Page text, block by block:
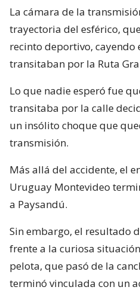
La cámara de la
trayectoria del esférico,
recinto deportivo, cayendo
transitaban por la Ruta
Lo que nadie esperó fue
transitaba por la calle
un insólito choque que
transmisión.
Más allá del accidente, el
Uruguay Montevideo
a Paysandú.
Sin embargo, el resultado
frente a la curiosa
pelota, que pasó de la
terminó vinculada con un